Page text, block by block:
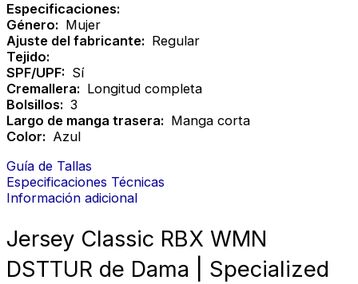
Especificaciones:
Género: Mujer
Ajuste del fabricante: Regular
Tejido:
SPF/UPF: Sí
Cremallera: Longitud completa
Bolsillos: 3
Largo de manga trasera: Manga corta
Color: Azul
Guía de Tallas
Especificaciones Técnicas
Información adicional
Jersey Classic RBX WMN
DSTTUR de Dama | Specialized